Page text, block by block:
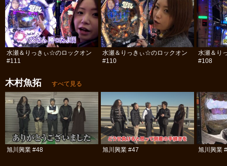
水瀬＆りっきぃ☆のロックオン
#111
水瀬＆りっきぃ☆のロックオン
#110
水瀬＆り
#108
木村魚拓 すべて見る
旭川興業 #48 旭川興業 #47 旭川興業